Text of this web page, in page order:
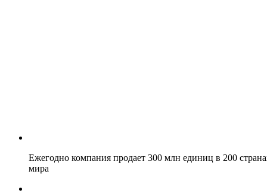
Ежегодно компания продает 300 млн единиц в 200
мира